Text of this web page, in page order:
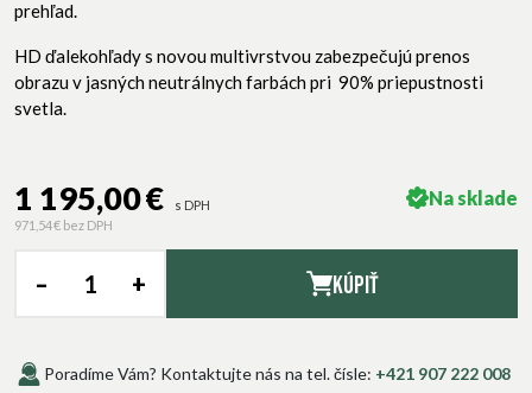
prehľad.
HD ďalekohľady s novou multivrstvou zabezpečujú prenos
obrazu v jasných neutrálnych farbách pri 90% priepustnosti
svetla.
1 195,00 €
s DPH
971,54 € bez DPH
Na sklade
– + Kúpiť
Poradíme Vám? Kontaktujte nás na tel. čísle: +421 907 222 008